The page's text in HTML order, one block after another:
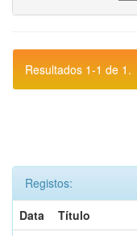
Resultados 1-1 de 1.
Registos:
Data
Título